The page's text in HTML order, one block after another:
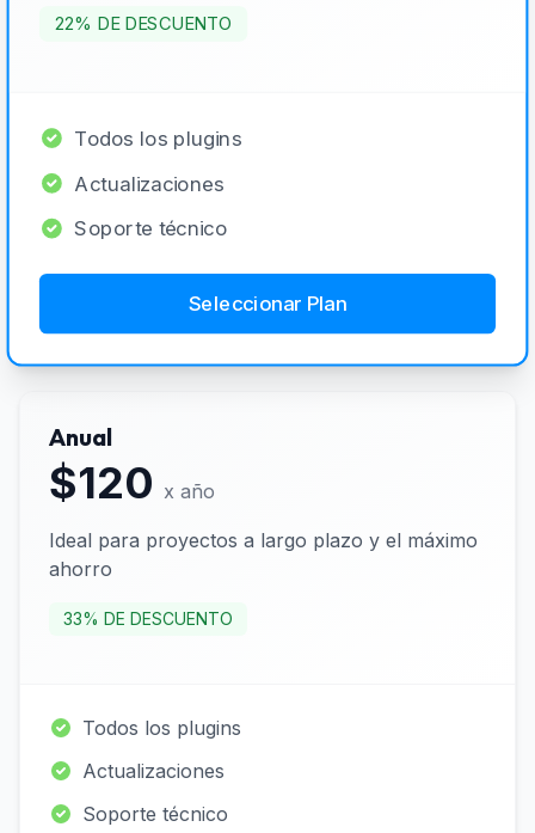
22% DE DESCUENTO
Todos los plugins
Actualizaciones
Soporte técnico
Seleccionar Plan
Anual
$120 x año
Ideal para proyectos a largo plazo y el máximo
ahorro
33% DE DESCUENTO
Todos los plugins
Actualizaciones
Soporte técnico